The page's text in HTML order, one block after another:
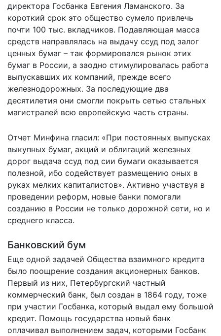
директора Госбанка Евгения Ламанского. За
короткий срок это общество сумело привлечь
почти 100 тыс. вкладчиков. Подавляющая масса
средств направлялась на выдачу ссуд под залог
ценных бумаг – так формировался рынок этих
бумаг в России, а заодно стимулировалась работа
выпускавших их компаний, прежде всего
железнодорожных. За последующие два
десятилетия они смогли покрыть сетью стальных
магистралей всю европейскую часть страны.
Отчет Минфина гласил: «При постоянных выпусках
выкупных бумаг, акций и облигаций железных
дорог выдача ссуд под сии бумаги оказывается
полезной, ибо содействует размещению оных в
руках мелких капиталистов». Активно участвуя в
проведении реформ, новые банки помогали
созданию в России не только дорожной сети, но и
среднего класса.
Банковский бум
Еще одной задачей Общества взаимного кредита
было поощрение создания акционерных банков.
Первый из них, Петербургский частный
коммерческий банк, был создан в 1864 году, тоже
при участии Госбанка, который выдал ему большой
кредит. Помощь государства новый банк
оплачивал выполнением задач, которыми Госбанк